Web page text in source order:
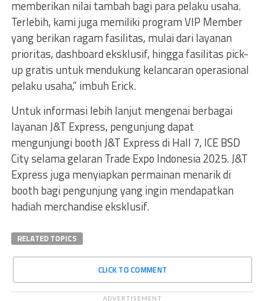
memberikan nilai tambah bagi para pelaku usaha.
Terlebih, kami juga memiliki program VIP Member
yang berikan ragam fasilitas, mulai dari layanan
prioritas, dashboard eksklusif, hingga fasilitas pick-
up gratis untuk mendukung kelancaran operasional
pelaku usaha,” imbuh Erick.
Untuk informasi lebih lanjut mengenai berbagai
layanan J&T Express, pengunjung dapat
mengunjungi booth J&T Express di Hall 7, ICE BSD
City selama gelaran Trade Expo Indonesia 2025. J&T
Express juga menyiapkan permainan menarik di
booth bagi pengunjung yang ingin mendapatkan
hadiah merchandise eksklusif.
RELATED TOPICS
CLICK TO COMMENT
ADVERTISEMENT